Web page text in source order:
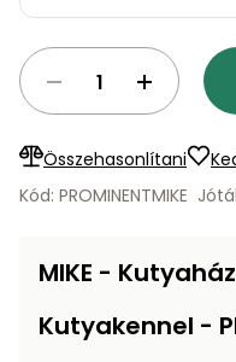
Szórókocsi,
kézi szóró
Öntözéstechnika
Magasnyomású
mosó
Porszívók
Úttakarító
Ventillátorok,
légkondícionálók
Összehasonlítani
Kód: PROMINENTMIKE
MIKE - Kutyaház
Kutyakennel -